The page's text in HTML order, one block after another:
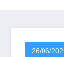
26/06/